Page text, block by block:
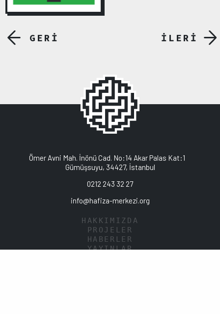
GERİ İLERİ
Ömer Avni Mah. İnönü Cad. No:14 Akar Palas Kat:1
Gümüşsuyu, 34427, İstanbul
0212 243 32 27
info@hafiza-merkezi.org
HAKKIMIZDA
PROJELER
HABERLER
YAYINLAR